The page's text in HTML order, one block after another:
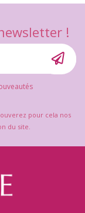
!
pour cela nos
du site.